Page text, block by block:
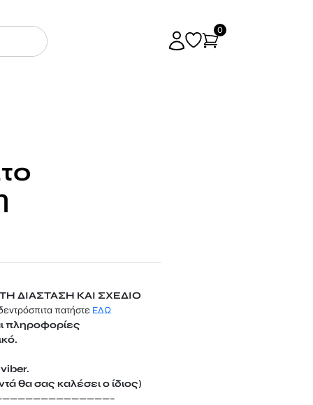
0
ΔΙΑΣΤΑΣΗ ΚΑΙ ΣΧΕΔΙΟ
πατήστε ΕΔΩ
πληροφορίες
θα σας καλέσει ο ίδιος)